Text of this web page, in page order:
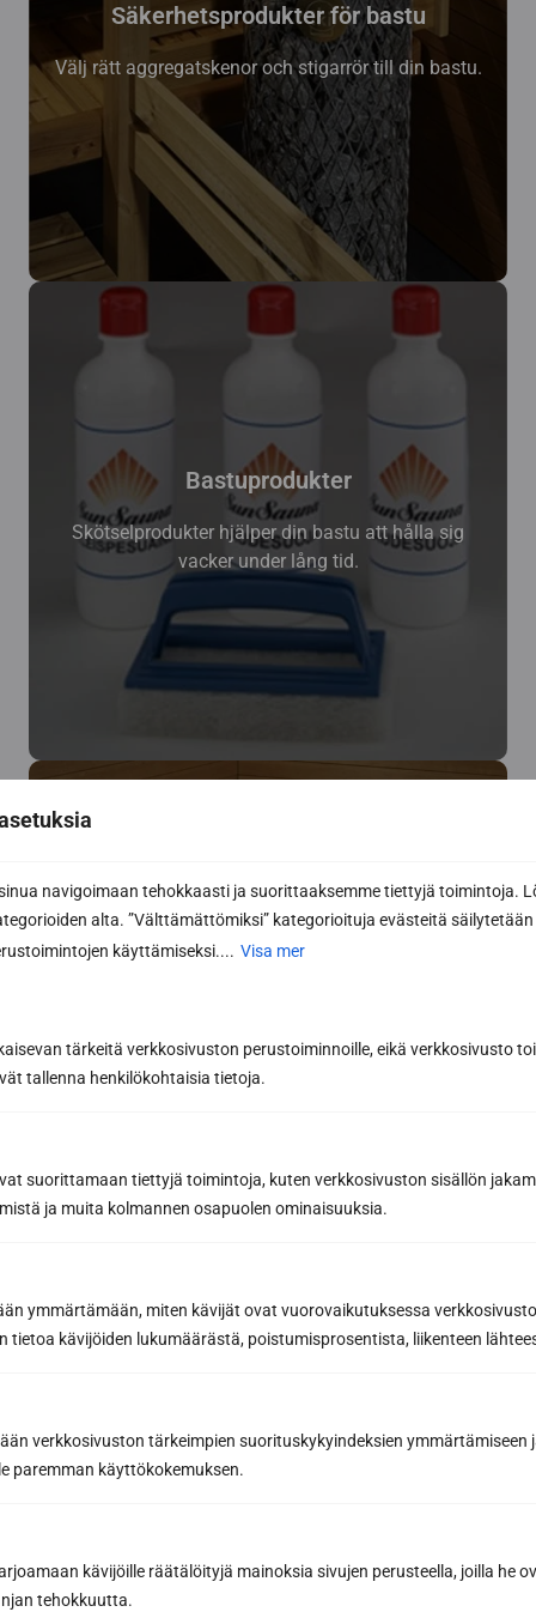
navigoimaan tehokkaasti ja suorittaaksemme tiettyjä toimintoja.
alta. ”Välttämättömiksi” kategorioituja evästeitä säilytetään
käyttämiseksi.... Visa mer
tärkeitä verkkosivuston perustoiminnoille, eikä verkkosivusto
tallenna henkilökohtaisia tietoja.
suorittamaan tiettyjä toimintoja, kuten verkkosivuston sisällön
ja muita kolmannen osapuolen ominaisuuksia.
ymmärtämään, miten kävijät ovat vuorovaikutuksessa
tietoa kävijöiden lukumäärästä, poistumisprosentista, liikenteen
verkkosivuston tärkeimpien suorituskykyindeksien ymmärtämiseen
paremman käyttökokemuksen.
kävijöille räätälöityjä mainoksia sivujen perusteella, joilla he
tehokkuutta.
Säkerhetsprodukter för bastu
Välj rätt aggregatskenor och stigarrör till din bastu.
Bastuprodukter
Skötselprodukter hjälper din bastu att hålla sig
vacker under lång tid.
Omklädningsrumsmöbler av hög kvalitet, även
måttbeställda!
Planera din drömbastu – få en gratis plan, en